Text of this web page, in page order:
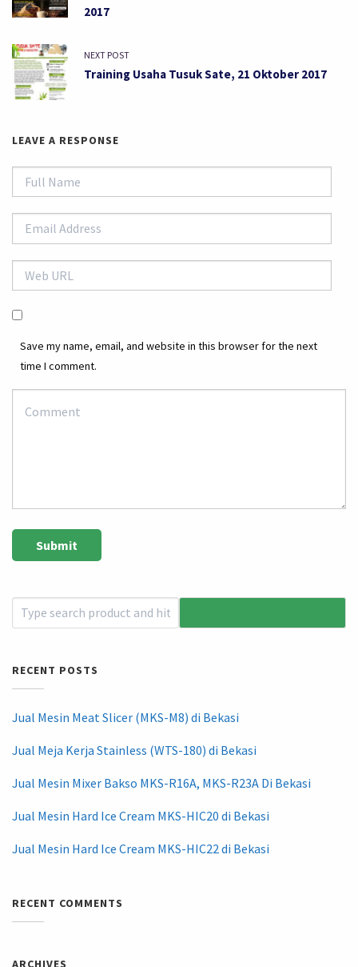
2017
NEXT POST
Training Usaha Tusuk Sate, 21 Oktober 2017
LEAVE A RESPONSE
Save my name, email, and website in this browser for the next
time I comment.
RECENT POSTS
Jual Mesin Meat Slicer (MKS-M8) di Bekasi
Jual Meja Kerja Stainless (WTS-180) di Bekasi
Jual Mesin Mixer Bakso MKS-R16A, MKS-R23A Di Bekasi
Jual Mesin Hard Ice Cream MKS-HIC20 di Bekasi
Jual Mesin Hard Ice Cream MKS-HIC22 di Bekasi
RECENT COMMENTS
ARCHIVES